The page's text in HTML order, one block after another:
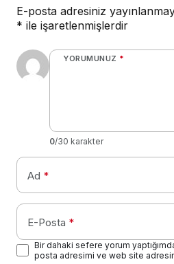
E-posta adresiniz
* ile işaretlenmişlerdir
YORUMUNUZ *
0/30 karakter
Ad *
E-Posta *
Bir dahaki sefere yorum
posta adresimi ve web site